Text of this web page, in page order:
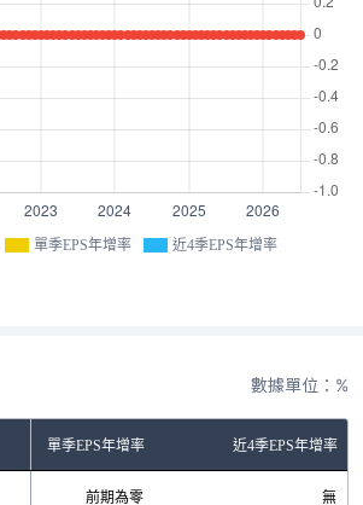
單季EPS年增率 近4季EPS年增率
數據單位：%
單季EPS年增率 近4季EPS年增率
前期為零 無